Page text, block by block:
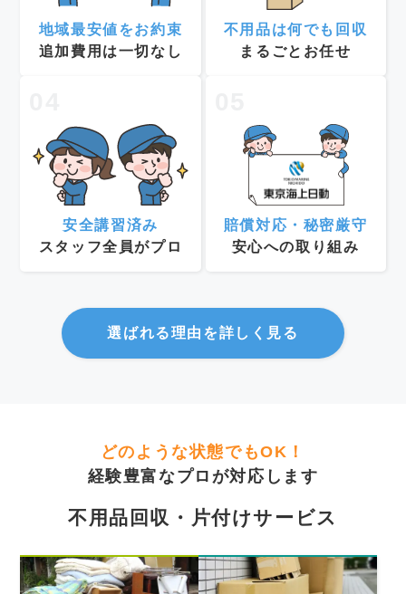
地域最安値をお約束
追加費用は一切なし
不用品は何でも回収
まるごとお任せ
安全講習済み
スタッフ全員がプロ
賠償対応・秘密厳守
安心への取り組み
選ばれる理由を詳しく見る
どのような状態でもOK！
経験豊富なプロが対応します
不用品回収・片付けサービス